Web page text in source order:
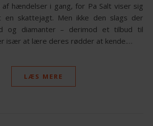
hændelser i gang, for Pa Salt viser sig
en skattejagt. Men ikke den slags der
og diamanter – derimod et tilbud til
især at lære deres rødder at kende.…
LÆS MERE